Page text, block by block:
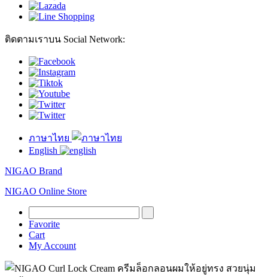
ติดตามเราบน Social Network:
ภาษาไทย
English
NIGAO Brand
NIGAO Online Store
Favorite
Cart
My Account